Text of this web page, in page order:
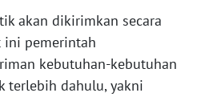
akan dikirimkan secara
ini pemerintah
kebutuhan-kebutuhan
terlebih dahulu, yakni